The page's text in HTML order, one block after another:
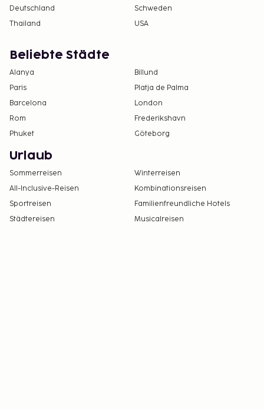
Deutschland
Schweden
Thailand
USA
Beliebte Städte
Alanya
Billund
Paris
Platja de Palma
Barcelona
London
Rom
Frederikshavn
Phuket
Göteborg
Urlaub
Sommerreisen
Winterreisen
All-Inclusive-Reisen
Kombinationsreisen
Sportreisen
Familienfreundliche Hotels
Städtereisen
Musicalreisen